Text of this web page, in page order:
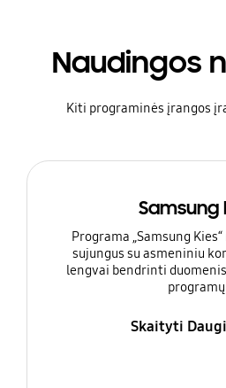
Naudingos
Kiti programinės įrangos
Samsung
Programa „Samsung
sujungus su asmeniniu
lengvai bendrinti
Skaityti